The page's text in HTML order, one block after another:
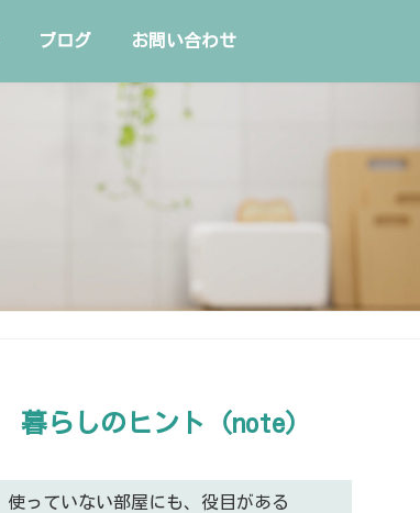
ブログ お問い合わせ
暮らしのヒント（note）
使っていない部屋にも、役目がある